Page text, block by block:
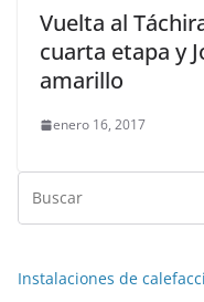
Vuelta al
cuarta etapa y
amarillo
enero 16, 2017
Instalaciones de